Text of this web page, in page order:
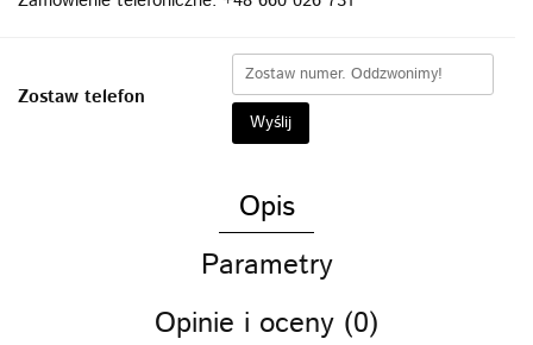
Zostaw telefon
Wyślij
Opis
Parametry
Opinie i oceny (0)